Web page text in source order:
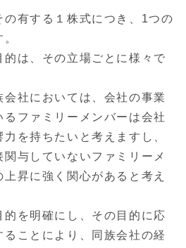
の有する１株式につき、1つの
的は、その立場ごとに様々で
社においては、会社の事業
ファミリーメンバーは会社
を持ちたいと考えますし、
与していないファミリーメ
昇に強く関心があると考え
的を明確にし、その目的に応
ることにより、同族会社の経